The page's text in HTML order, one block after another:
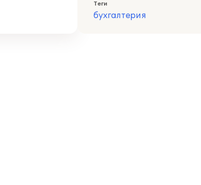
Теги
бухгалтерия